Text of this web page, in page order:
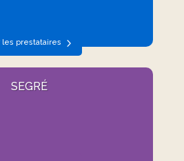
les prestataires
SEGRÉ